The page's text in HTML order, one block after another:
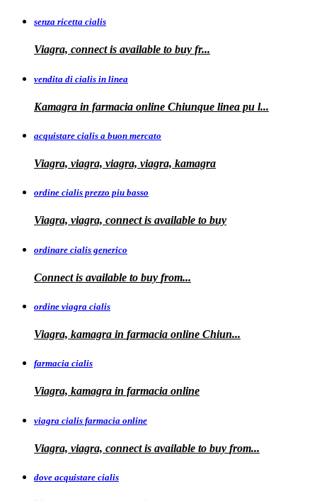
senza ricetta cialis
Viagra, connect is available to buy fr...
vendita di cialis in linea
Kamagra in farmacia online Chiunque linea pu l...
acquistare cialis a buon mercato
Viagra, viagra, viagra, viagra, kamagra
ordine cialis prezzo piu basso
Viagra, viagra, connect is available to buy
ordinare cialis generico
Connect is available to buy from...
ordine viagra cialis
Viagra, kamagra in farmacia online Chiun...
farmacia cialis
Viagra, kamagra in farmacia online
viagra cialis farmacia online
Viagra, viagra, connect is available to buy from...
dove acquistare cialis